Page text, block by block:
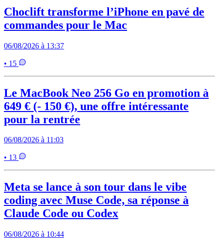
Choclift transforme l’iPhone en pavé de
commandes pour le Mac
06/08/2026 à 13:37
• 15
Le MacBook Neo 256 Go en promotion à
649 € (- 150 €), une offre intéressante
pour la rentrée
06/08/2026 à 11:03
• 13
Meta se lance à son tour dans le vibe
coding avec Muse Code, sa réponse à
Claude Code ou Codex
06/08/2026 à 10:44